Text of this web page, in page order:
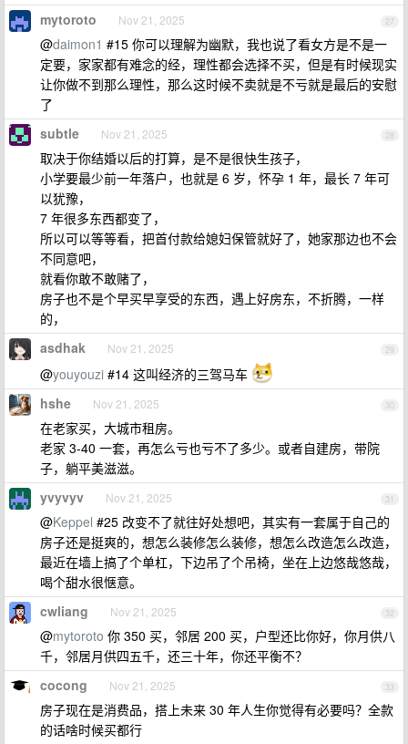
27
mytoroto Nov 21, 2025
@daimon1 #15 你可以理解为幽默，我也说了看女方是不是一
定要，家家都有难念的经，理性都会选择不买，但是有时候现实
让你做不到那么理性，那么这时候不卖就是不亏就是最后的安慰
了
28
subtle Nov 21, 2025
取决于你结婚以后的打算，是不是很快生孩子，
小学要最少前一年落户，也就是 6 岁，怀孕 1 年，最长 7 年可
以犹豫，
7 年很多东西都变了，
所以可以等等看，把首付款给媳妇保管就好了，她家那边也不会
不同意吧，
就看你敢不敢赌了，
房子也不是个早买早享受的东西，遇上好房东，不折腾，一样
的，
29
asdhak Nov 21, 2025
@youyouzi #14 这叫经济的三驾马车
30
hshe Nov 21, 2025
在老家买，大城市租房。
老家 3-40 一套，再怎么亏也亏不了多少。或者自建房，带院
子，躺平美滋滋。
31
yvyvyv Nov 21, 2025
@Keppel #25 改变不了就往好处想吧，其实有一套属于自己的
房子还是挺爽的，想怎么装修怎么装修，想怎么改造怎么改造，
最近在墙上搞了个单杠，下边吊了个吊椅，坐在上边悠哉悠哉，
喝个甜水很惬意。
32
cwliang Nov 21, 2025
@mytoroto 你 350 买，邻居 200 买，户型还比你好，你月供八
千，邻居月供四五千，还三十年，你还平衡不？
33
cocong Nov 21, 2025
房子现在是消费品，搭上未来 30 年人生你觉得有必要吗？全款
的话啥时候买都行